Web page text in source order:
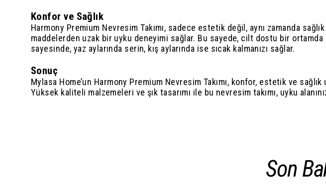
Konfor ve Sağlık
Harmony Premium Nevresim Takımı, sadece estetik değil, aynı zamanda
maddelerden uzak bir uyku deneyimi sağlar. Bu sayede, cilt dostu bir ortamda
sayesinde, yaz aylarında serin, kış aylarında ise sıcak kalmanızı sağlar.
Sonuç
Mylasa Home’un Harmony Premium Nevresim Takımı, konfor, estetik ve
Yüksek kaliteli malzemeleri ve şık tasarımı ile bu nevresim takımı, uyku
Son